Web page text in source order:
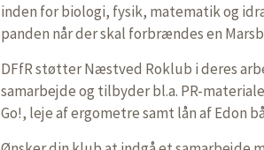
inden for biologi, fysik, matematik og
panden når der skal forbrændes en
DFfR støtter Næstved Roklub i deres
samarbejde og tilbyder bl.a. PR-
Go!, leje af ergometre samt lån af Edon